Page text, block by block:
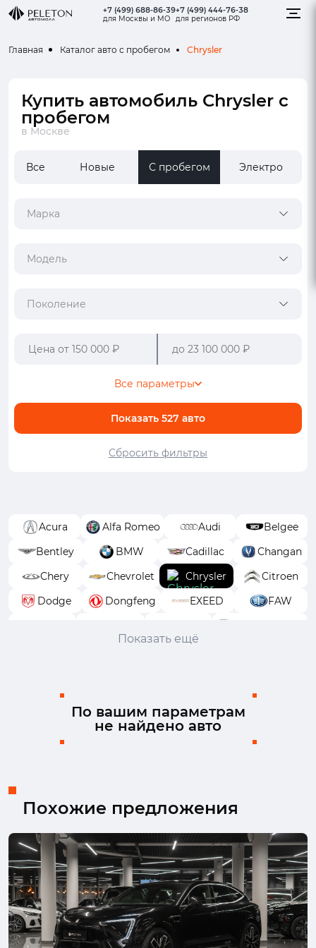
+7 (499) 688-86-39
для Москвы и МО
+7 (499) 444-76-38
для регионов РФ
Главная Каталог авто с пробегом Chrysler
Купить автомобиль Chrysler с
пробегом
в Москве
Все Новые С пробегом Электро
Марка
Модель
Поколение
Показать 527 авто
Все параметры
Сбросить фильтры
Acura Alfa Romeo Audi
Belgee
Bentley
BMW Cadillac
Changan
Chery
Chevrolet Chrysler
Citroen
Dodge
Dongfeng EXEED
FAW
Jaecoo
Kia Lada (ВАЗ)
SWM
Tank TENET
Toyota
Volkswagen
Volvo Москвич УАЗ
Показать ещё
По вашим параметрам
не найдено авто
Похожие предложения